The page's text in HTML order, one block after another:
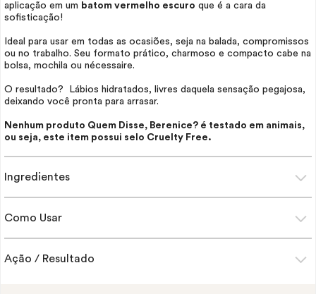
aplicação em um batom vermelho escuro que é a cara da
sofisticação!
Ideal para usar em todas as ocasiões, seja na balada, compromissos
ou no trabalho. Seu formato prático, charmoso e compacto cabe na
bolsa, mochila ou nécessaire.
O resultado? Lábios hidratados, livres daquela sensação pegajosa,
deixando você pronta para arrasar.
Nenhum produto Quem Disse, Berenice? é testado em animais,
ou seja, este item possui selo Cruelty Free.
Ingredientes
Como Usar
Ação / Resultado